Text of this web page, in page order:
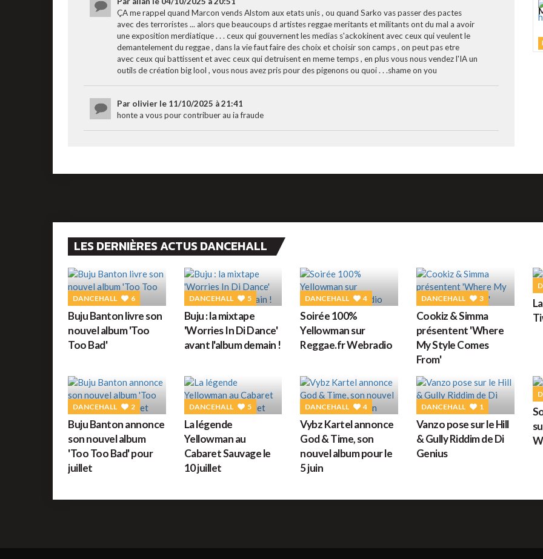
ÇA me rappel quand Marcon vends Alstom aux etats unis , ou quand Sarko vas passer des pactes
avec des terroristes ... alors que beaucoups d artistes reggae meritants et militants ont du mal a avoir
une exposition merdiatique . . . ceux qui gouvernent les medias s'ackokinent avec ceux qui veulent le
demantelement du reggae , dans la vie faut faire des choix et choisir son camps , on peut pas etre
avec ceux qui battissent et avec ceux qui detruisent en meme temps , en plus vous nous vendez l'IA un
outils de création big lool , vous nous avez pris pour des pigenons ou quoi . . .shame on you
Par olivier le 11/10/2025 à 21:41
honte a vous pour contribuer au ia fraude
LES DERNIÈRES ACTUS DANCEHALL
DANCEHALL 6
Buju Banton livre son
nouvel album 'Too
Too Bad'
DANCEHALL 5
Buju : la mixtape
'Worries In Di Dance'
avant l'album demain !
DANCEHALL 4
Soirée 100%
Yellowman sur
Reggae.fr Webradio
DANCEHALL 3
Cookiz & Simma
présentent 'Where
My Style Comes
From'
DANCEHALL 2
Buju Banton annonce
son nouvel album
'Too Too Bad' pour
juillet
DANCEHALL 5
La légende
Yellowman au
Cabaret Sauvage le
10 juillet
DANCEHALL 4
Vybz Kartel annonce
God & Time, son
nouvel album pour le
5 juin
DANCEHALL 1
Vanzo pose sur le Hill
& Gully Riddim de Di
Genius